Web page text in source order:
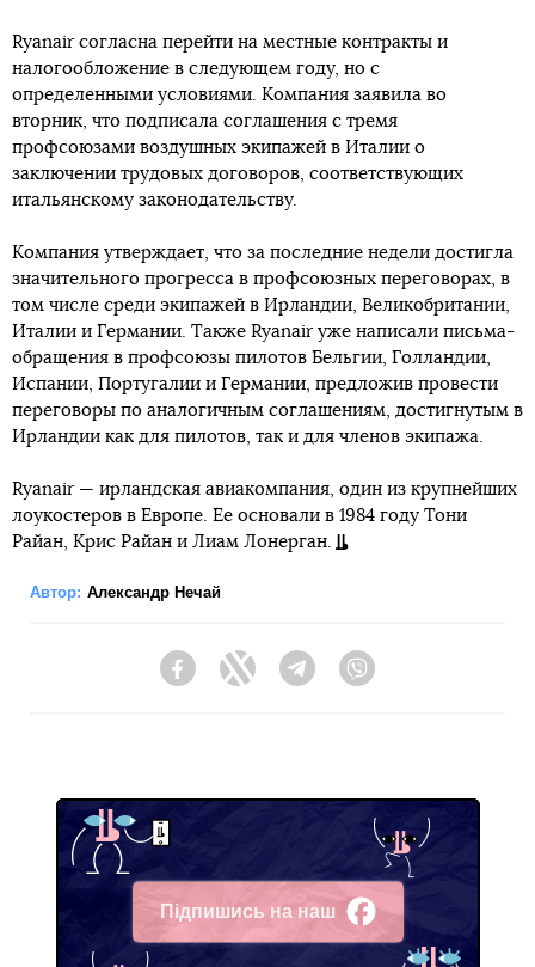
Ryanair согласна перейти на местные контракты и
налогообложение в следующем году, но с
определенными условиями. Компания заявила во
вторник, что подписала соглашения с тремя
профсоюзами воздушных экипажей в Италии о
заключении трудовых договоров, соответствующих
итальянскому законодательству.
Компания утверждает, что за последние недели достигла
значительного прогресса в профсоюзных переговорах, в
том числе среди экипажей в Ирландии, Великобритании,
Италии и Германии. Также Ryanair уже написали письма-
обращения в профсоюзы пилотов Бельгии, Голландии,
Испании, Португалии и Германии, предложив провести
переговоры по аналогичным соглашениям, достигнутым в
Ирландии как для пилотов, так и для членов экипажа.
Ryanair — ирландская авиакомпания, один из крупнейших
лоукостеров в Европе. Ее основали в 1984 году Тони
Райан, Крис Райан и Лиам Лонерган.
Автор: Александр Нечай
FacebookTwitter Telegram
Підпишись на наш
Facebook